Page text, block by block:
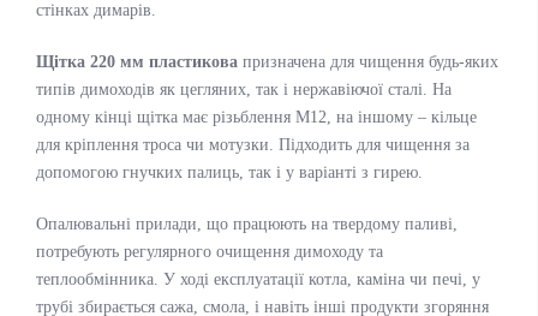
стінках димарів.
Щітка 220 мм пластикова призначена для чищення будь-яких
типів димоходів як цегляних, так і нержавіючої сталі. На
одному кінці щітка має різьблення М12, на іншому – кільце
для кріплення троса чи мотузки. Підходить для чищення за
допомогою гнучких палиць, так і у варіанті з гирею.
Опалювальні прилади, що працюють на твердому паливі,
потребують регулярного очищення димоходу та
теплообмінника. У ході експлуатації котла, каміна чи печі, у
трубі збирається сажа, смола, і навіть інші продукти згоряння